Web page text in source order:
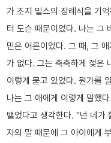
가 조지 밀스의 장례식을 기
터 도슨 때문이었다. 나는 그
믿은 어른이었다. 그 때, 그
가 없다. 그는 축축하게 젖은
이렇게 묻고 있었다. 뭔가를
나는 그 애에게 이렇게 말했
뱉었다고 생각한다. “넌 네가
자의 말 때문에 그 아이에게